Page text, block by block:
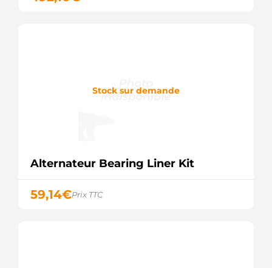
Stock sur demande
Alternateur Bearing Liner Kit
59,14€Prix TTC